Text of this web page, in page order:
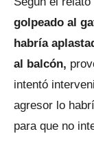
golpeado al
habría
al balcón,
intentó
agresor lo
para que no